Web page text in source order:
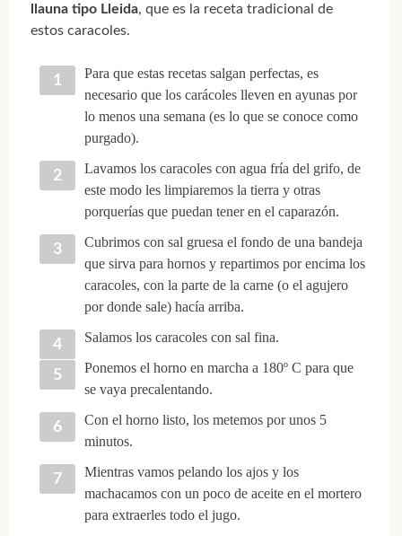
llauna tipo Lleida, que es la receta tradicional de
estos caracoles.
Para que estas recetas salgan perfectas, es
necesario que los carácoles lleven en ayunas por
lo menos una semana (es lo que se conoce como
purgado).
Lavamos los caracoles con agua fría del grifo, de
este modo les limpiaremos la tierra y otras
porquerías que puedan tener en el caparazón.
Cubrimos con sal gruesa el fondo de una bandeja
que sirva para hornos y repartimos por encima los
caracoles, con la parte de la carne (o el agujero
por donde sale) hacía arriba.
Salamos los caracoles con sal fina.
Ponemos el horno en marcha a 180º C para que
se vaya precalentando.
Con el horno listo, los metemos por unos 5
minutos.
Mientras vamos pelando los ajos y los
machacamos con un poco de aceite en el mortero
para extraerles todo el jugo.